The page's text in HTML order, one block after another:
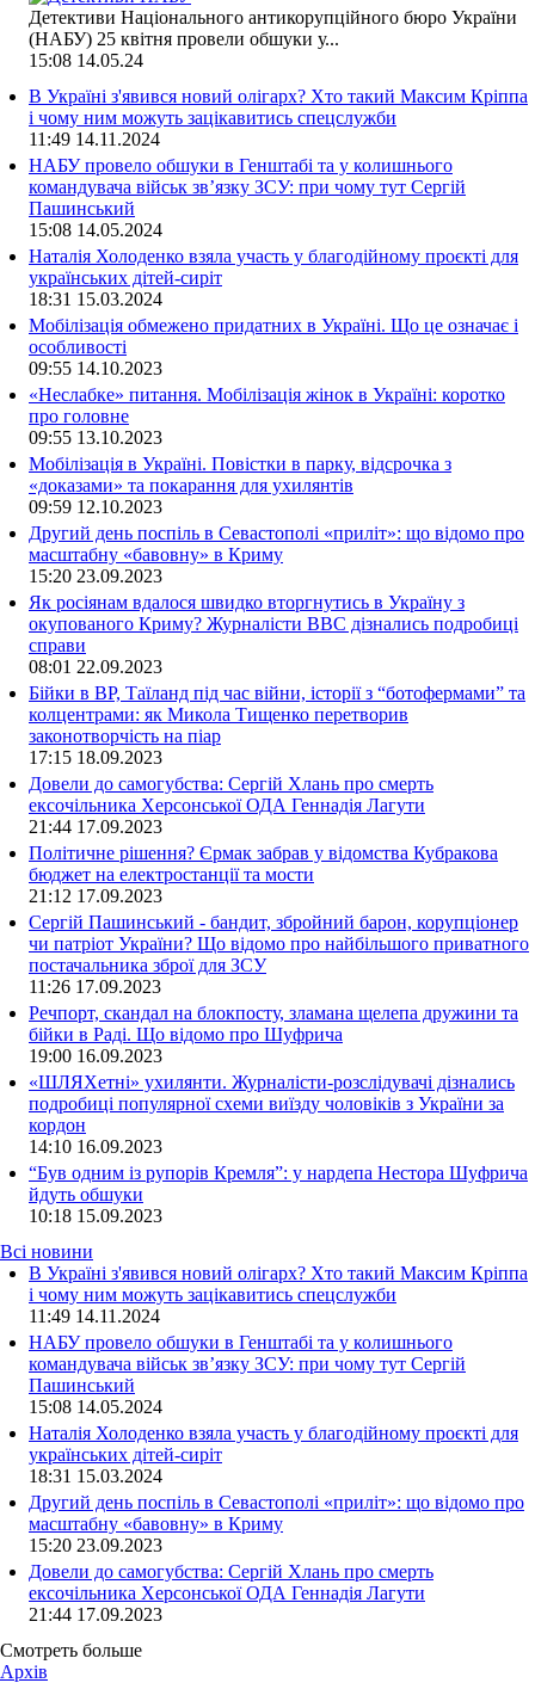
Детективи Національного антикорупційного бюро України
(НАБУ) 25 квітня провели обшуки у...
15:08 14.05.24
В Україні з'явився новий олігарх? Хто такий Максим Кріппа
і чому ним можуть зацікавитись спецслужби
11:49 14.11.2024
НАБУ провело обшуки в Генштабі та у колишнього
командувача військ зв’язку ЗСУ: при чому тут Сергій
Пашинський
15:08 14.05.2024
Наталія Холоденко взяла участь у благодійному проєкті для
українських дітей-сиріт
18:31 15.03.2024
Мобілізація обмежено придатних в Україні. Що це означає і
особливості
09:55 14.10.2023
«Неслабке» питання. Мобілізація жінок в Україні: коротко
про головне
09:55 13.10.2023
Мобілізація в Україні. Повістки в парку, відсрочка з
«доказами» та покарання для ухилянтів
09:59 12.10.2023
Другий день поспіль в Севастополі «приліт»: що відомо про
масштабну «бавовну» в Криму
15:20 23.09.2023
Як росіянам вдалося швидко вторгнутись в Україну з
окупованого Криму? Журналісти ВВС дізнались подробиці
справи
08:01 22.09.2023
Бійки в ВР, Таїланд під час війни, історії з “ботофермами” та
колцентрами: як Микола Тищенко перетворив
законотворчість на піар
17:15 18.09.2023
Довели до самогубства: Сергій Хлань про смерть
ексочільника Херсонської ОДА Геннадія Лагути
21:44 17.09.2023
Політичне рішення? Єрмак забрав у відомства Кубракова
бюджет на електростанції та мости
21:12 17.09.2023
Сергій Пашинський - бандит, збройний барон, корупціонер
чи патріот України? Що відомо про найбільшого приватного
постачальника зброї для ЗСУ
11:26 17.09.2023
Речпорт, скандал на блокпосту, зламана щелепа дружини та
бійки в Раді. Що відомо про Шуфрича
19:00 16.09.2023
«ШЛЯХетні» ухилянти. Журналісти-розслідувачі дізнались
подробиці популярної схеми виїзду чоловіків з України за
кордон
14:10 16.09.2023
“Був одним із рупорів Кремля”: у нардепа Нестора Шуфрича
йдуть обшуки
10:18 15.09.2023
Всі новини
В Україні з'явився новий олігарх? Хто такий Максим Кріппа
і чому ним можуть зацікавитись спецслужби
11:49 14.11.2024
НАБУ провело обшуки в Генштабі та у колишнього
командувача військ зв’язку ЗСУ: при чому тут Сергій
Пашинський
15:08 14.05.2024
Наталія Холоденко взяла участь у благодійному проєкті для
українських дітей-сиріт
18:31 15.03.2024
Другий день поспіль в Севастополі «приліт»: що відомо про
масштабну «бавовну» в Криму
15:20 23.09.2023
Довели до самогубства: Сергій Хлань про смерть
ексочільника Херсонської ОДА Геннадія Лагути
21:44 17.09.2023
Смотреть больше
Архів